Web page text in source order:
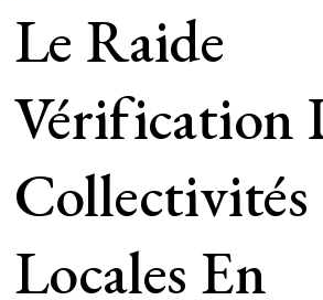
Le Raide
Vérification
Collectivités
Locales En